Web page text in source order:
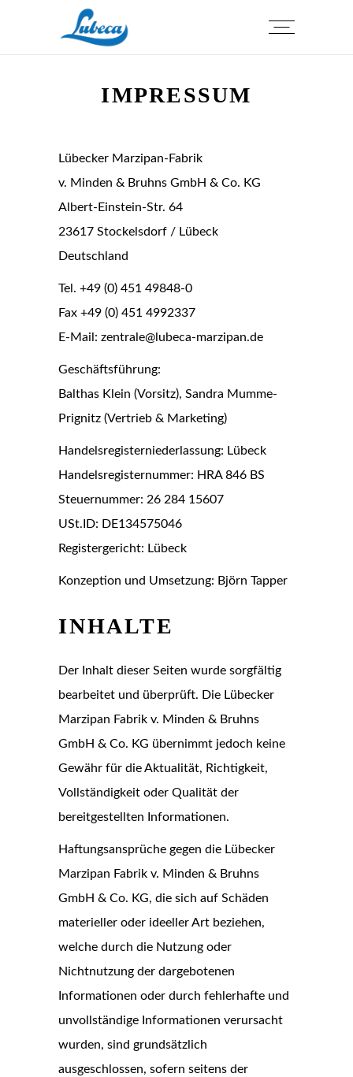
IMPRESSUM
Lübecker Marzipan-Fabrik
v. Minden & Bruhns GmbH & Co. KG
Albert-Einstein-Str. 64
23617 Stockelsdorf / Lübeck
Deutschland
Tel. +49 (0) 451 49848-0
Fax +49 (0) 451 4992337
E-Mail: zentrale@lubeca-marzipan.de
Geschäftsführung:
Balthas Klein (Vorsitz), Sandra Mumme-
Prignitz (Vertrieb & Marketing)
Handelsregisterniederlassung: Lübeck
Handelsregisternummer: HRA 846 BS
Steuernummer: 26 284 15607
USt.ID: DE134575046
Registergericht: Lübeck
Konzeption und Umsetzung: Björn Tapper
INHALTE
Der Inhalt dieser Seiten wurde sorgfältig
bearbeitet und überprüft. Die Lübecker
Marzipan Fabrik v. Minden & Bruhns
GmbH & Co. KG übernimmt jedoch keine
Gewähr für die Aktualität, Richtigkeit,
Vollständigkeit oder Qualität der
bereitgestellten Informationen.
Haftungsansprüche gegen die Lübecker
Marzipan Fabrik v. Minden & Bruhns
GmbH & Co. KG, die sich auf Schäden
materieller oder ideeller Art beziehen,
welche durch die Nutzung oder
Nichtnutzung der dargebotenen
Informationen oder durch fehlerhafte und
unvollständige Informationen verursacht
wurden, sind grundsätzlich
ausgeschlossen, sofern seitens der